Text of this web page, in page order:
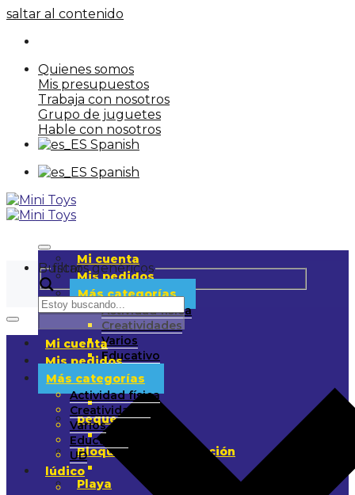
saltar al contenido
Quienes somos
Mis presupuestos
Trabaja con nosotros
Grupo de juguetes
Hable con nosotros
Spanish
Spanish
Mi cuenta
Mis pedidos
Más categorías
Actividad física
Creatividades
Varios
Educativo
lúdico
pequeña casa
Bloques de construcción
Playa
Buscar
filtros genéricos
Mi cuenta
Mis pedidos
Más categorías
Actividad física
Creatividades
Varios
Educativo
UD
lúdico